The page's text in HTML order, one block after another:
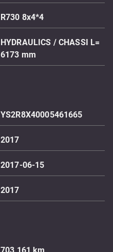
R730 8x4*4
HYDRAULICS / CHASSI L=
6173 mm
YS2R8X40005461665
2017
2017-06-15
2017